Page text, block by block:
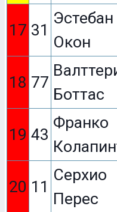
17 31
Эстебан
Окон
18 77
Боттас
19 43
Франко
20 11
Серхио
Перес